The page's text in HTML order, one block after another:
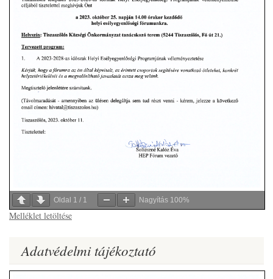
Oldal 1 / 1 Nagyítás 100%
Melléklet letöltése
Adatvédelmi tájékoztató